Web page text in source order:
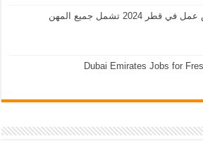
وظائف في قطر 2024 فرص عمل في قطر 2024 تشمل جميع المهن
Dubai Emirates Jobs for